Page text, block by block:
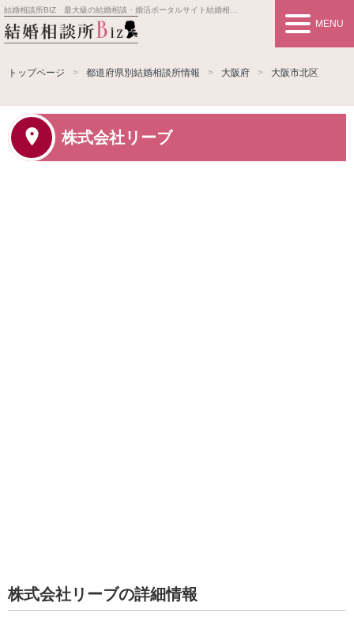
結婚相談所BIZ 最大級の結婚相談・婚活ポータルサイト結婚相談所事業者情報や婚活お見合いの悩み、対策を紹介します。
MENU
トップページ 都道府県別結婚相談所情報 大阪府 大阪市北区
株式会社リーブ
株式会社リーブの詳細情報